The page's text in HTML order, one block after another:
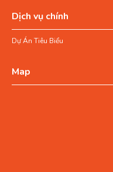
Dịch vụ chính
Dự Án Tiêu Biểu
Map